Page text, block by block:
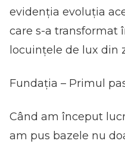
evidenția evoluția
care s-a transformat
locuințele de lux din
Fundația – Primul
Când am început
am pus bazele nu